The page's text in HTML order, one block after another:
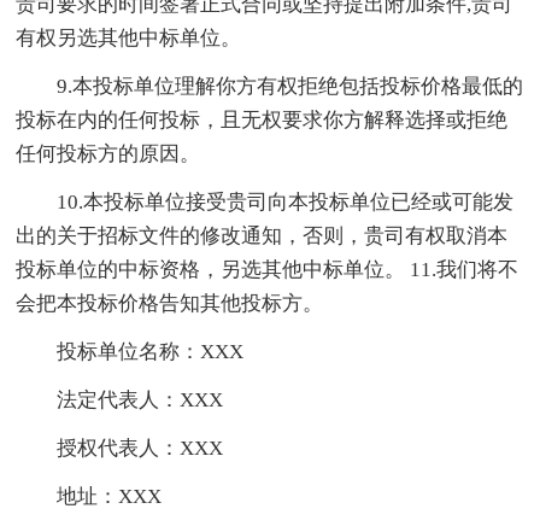
贵司要求的时间签署正式合同或坚持提出附加条件,贵司
有权另选其他中标单位。
9.本投标单位理解你方有权拒绝包括投标价格最低的
投标在内的任何投标，且无权要求你方解释选择或拒绝
任何投标方的原因。
10.本投标单位接受贵司向本投标单位已经或可能发
出的关于招标文件的修改通知，否则，贵司有权取消本
投标单位的中标资格，另选其他中标单位。 11.我们将不
会把本投标价格告知其他投标方。
投标单位名称：XXX
法定代表人：XXX
授权代表人：XXX
地址：XXX